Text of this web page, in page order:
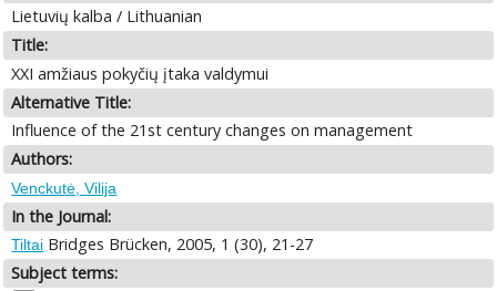
Lietuvių kalba / Lithuanian
Title:
XXI amžiaus pokyčių įtaka valdymui
Alternative Title:
Influence of the 21st century changes on management
Authors:
Venckutė, Vilija
In the Journal:
Tiltai Bridges Brücken, 2005, 1 (30), 21-27
Subject terms: